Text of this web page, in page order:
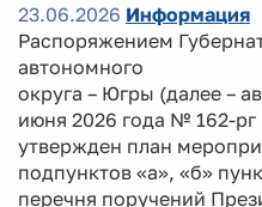
23.06.2026 Информация
Распоряжением
автономного
округа – Югры (далее –
июня 2026 года № 162-рг
утвержден план
подпунктов «а», «б»
перечня поручений